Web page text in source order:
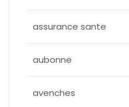
assurance sante
aubonne
avenches